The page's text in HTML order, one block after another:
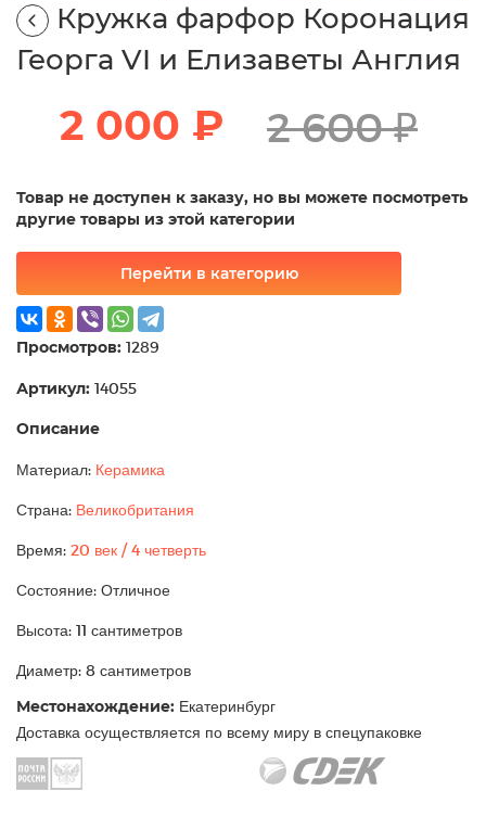
Кружка фарфор Коронация
Георга VI и Елизаветы Англия
2 000 ₽ 2 600 ₽
Товар не доступен к заказу, но вы можете посмотреть
другие товары из этой категории
Перейти в категорию
Просмотров: 1289
Артикул: 14055
Описание
Материал: Керамика
Страна: Великобритания
Время: 20 век / 4 четверть
Состояние: Отличное
Высота: 11 сантиметров
Диаметр: 8 сантиметров
Местонахождение: Екатеринбург
Доставка осуществляется по всему миру в спецупаковке